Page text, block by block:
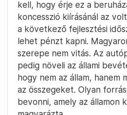
kell, hogy érje ez a
koncesszió kiírásánál az
a következő fejlesztési
lehet pénzt kapni.
szerepe nem vitás. Az
pedig növeli az állami
hogy nem az állam, hanem
az összegeket. Olyan
bevonni, amely az államon